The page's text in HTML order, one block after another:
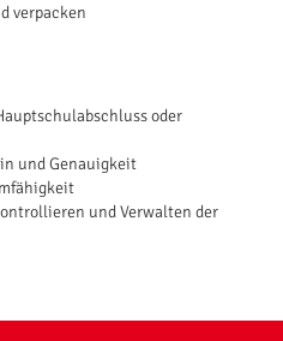
verpacken
oder
und Genauigkeit
und Verwalten der